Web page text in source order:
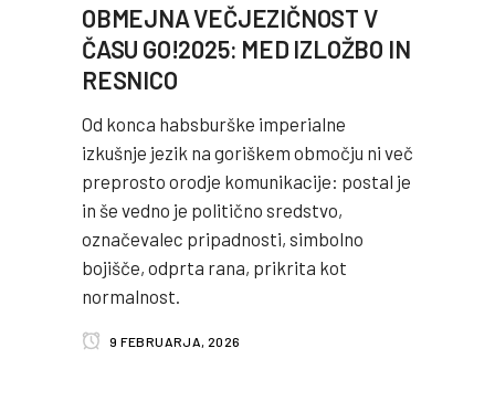
OBMEJNA VEČJEZIČNOST V
ČASU GO!2025: MED IZLOŽBO IN
RESNICO
Od konca habsburške imperialne
izkušnje jezik na goriškem območju ni več
preprosto orodje komunikacije: postal je
in še vedno je politično sredstvo,
označevalec pripadnosti, simbolno
bojišče, odprta rana, prikrita kot
normalnost.
9 FEBRUARJA, 2026